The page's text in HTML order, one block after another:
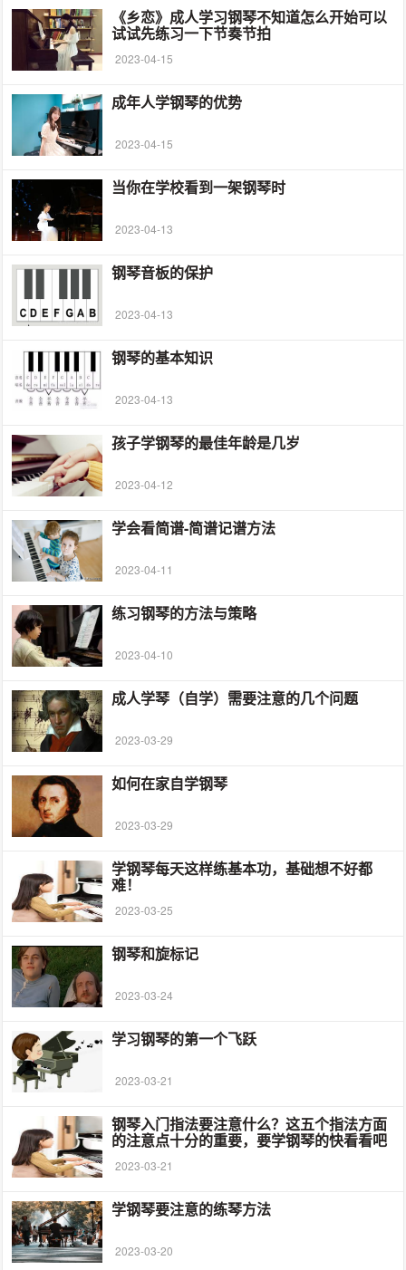
《乡恋》成人学习钢琴不知道怎么开始可以
试试先练习一下节奏节拍
2023-04-15
成年人学钢琴的优势
2023-04-15
当你在学校看到一架钢琴时
2023-04-13
钢琴音板的保护
2023-04-13
钢琴的基本知识
2023-04-13
孩子学钢琴的最佳年龄是几岁
2023-04-12
学会看简谱-简谱记谱方法
2023-04-11
练习钢琴的方法与策略
2023-04-10
成人学琴（自学）需要注意的几个问题
2023-03-29
如何在家自学钢琴
2023-03-29
学钢琴每天这样练基本功，基础想不好都
难！
2023-03-25
钢琴和旋标记
2023-03-24
学习钢琴的第一个飞跃
2023-03-21
钢琴入门指法要注意什么？这五个指法方面
的注意点十分的重要，要学钢琴的快看看吧
2023-03-21
学钢琴要注意的练琴方法
2023-03-20